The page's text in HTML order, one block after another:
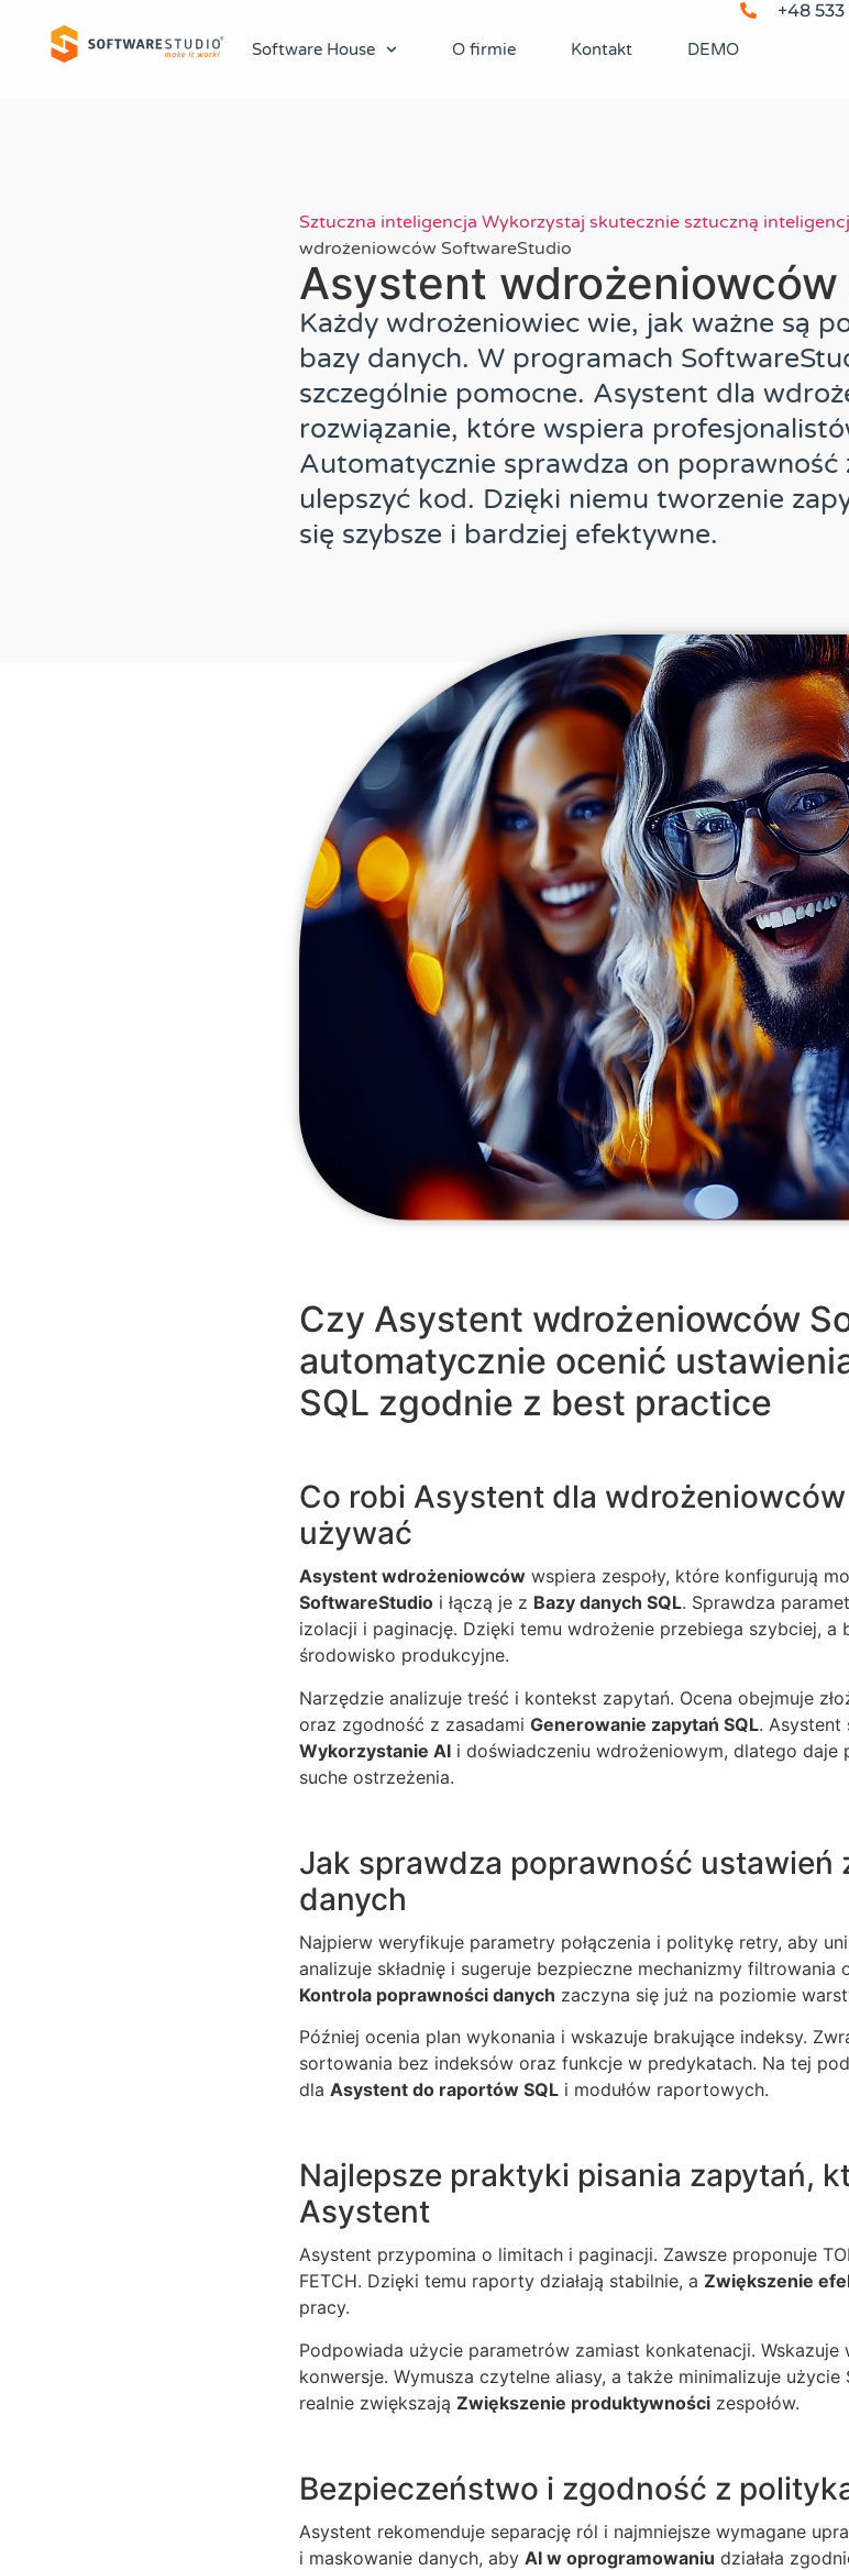
Software House O firmie Kontakt DEMO
+48
Sztuczna inteligencja Wykorzystaj skutecznie sztuczną
wdrożeniowców SoftwareStudio
Asystent
Każdy wdrożeniowiec wie, jak ważne są
bazy danych. W programach
szczególnie pomocne. Asystent dla
rozwiązanie, które wspiera
Automatycznie sprawdza on poprawność
ulepszyć kod. Dzięki niemu tworzenie
się szybsze i bardziej efektywne.
Czy Asystent wdrożeniowców
automatycznie ocenić
SQL zgodnie z best practice
Co robi Asystent dla
używać
Asystent wdrożeniowców wspiera zespoły, które konfigurują
SoftwareStudio i łączą je z Bazy danych SQL. Sprawdza
izolacji i paginację. Dzięki temu wdrożenie przebiega szybciej, a
środowisko produkcyjne.
Narzędzie analizuje treść i kontekst zapytań. Ocena obejmuje
oraz zgodność z zasadami Generowanie zapytań SQL. Asystent
Wykorzystanie AI i doświadczeniu wdrożeniowym, dlatego
suche ostrzeżenia.
Jak sprawdza poprawność ustawień
danych
Najpierw weryfikuje parametry połączenia i politykę retry, aby
analizuje składnię i sugeruje bezpieczne mechanizmy
Kontrola poprawności danych zaczyna się już na poziomie
Później ocenia plan wykonania i wskazuje brakujące indeksy.
sortowania bez indeksów oraz funkcje w predykatach. Na tej
dla Asystent do raportów SQL i modułów raportowych.
Najlepsze praktyki pisania zapytań,
Asystent
Asystent przypomina o limitach i paginacji. Zawsze proponuje
FETCH. Dzięki temu raporty działają stabilnie, a Zwiększenie
pracy.
Podpowiada użycie parametrów zamiast konkatenacji. Wskazuje
konwersje. Wymusza czytelne aliasy, a także minimalizuje użycie
realnie zwiększają Zwiększenie produktywności zespołów.
Bezpieczeństwo i zgodność z
Asystent rekomenduje separację ról i najmniejsze wymagane
i maskowanie danych, aby AI w oprogramowaniu działała